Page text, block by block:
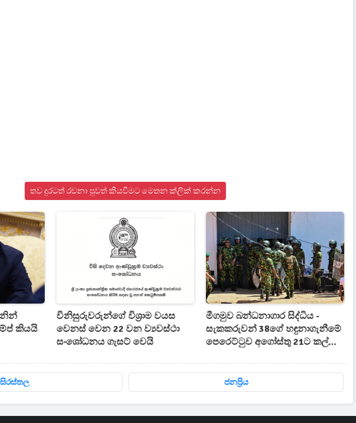
තව දුරටත් රචනා පුවත් කියවීමට මෙතන ක්ලික් කරන්න
කියයි
විනිසුරුවරුන්ගේ විශ්‍රාම වයස
වෙනස් වෙන 22 වන ව්‍යවස්ථා
සංශෝධනය ගැසට් වෙයි
මීගමුව බන්ධනාගාර සිද්ධිය -
සැකකරුවන් 38ගේ හඳුනාගැනීමේ
පෙරෙට්ටුව අගෝස්තු 21ට කල්
සිරස්තල ජනප්‍රිය